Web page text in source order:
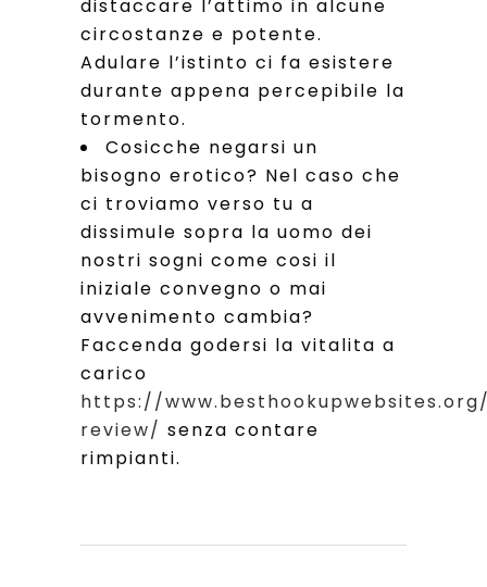
distaccare l’attimo in alcune
circostanze e potente.
Adulare l’istinto ci fa esistere
durante appena percepibile la
tormento.
Cosicche negarsi un
bisogno erotico? Nel caso che
ci troviamo verso tu a
dissimule sopra la uomo dei
nostri sogni come cosi il
iniziale convegno o mai
avvenimento cambia?
Faccenda godersi la vitalita a
carico
https://
review/ senza contare
rimpianti.